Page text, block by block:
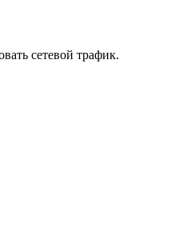
сетевой трафик.